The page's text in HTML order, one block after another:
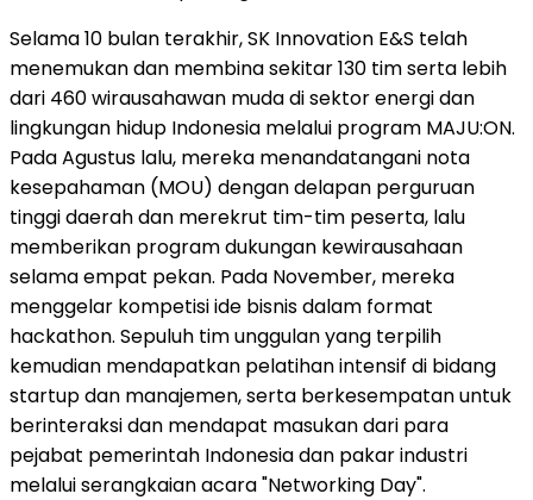
Selama 10 bulan terakhir, SK Innovation E&S telah
menemukan dan membina sekitar 130 tim serta lebih
dari 460 wirausahawan muda di sektor energi dan
lingkungan hidup Indonesia melalui program MAJU:ON.
Pada Agustus lalu, mereka menandatangani nota
kesepahaman (MOU) dengan delapan perguruan
tinggi daerah dan merekrut tim-tim peserta, lalu
memberikan program dukungan kewirausahaan
selama empat pekan. Pada November, mereka
menggelar kompetisi ide bisnis dalam format
hackathon. Sepuluh tim unggulan yang terpilih
kemudian mendapatkan pelatihan intensif di bidang
startup dan manajemen, serta berkesempatan untuk
berinteraksi dan mendapat masukan dari para
pejabat pemerintah Indonesia dan pakar industri
melalui serangkaian acara "Networking Day".